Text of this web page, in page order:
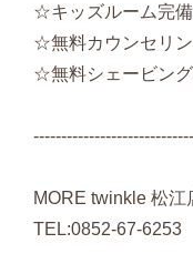
☆キッズルーム完備
☆無料カウンセリ
☆無料シェービング
MORE twinkle 松江
TEL:0852-67-6253